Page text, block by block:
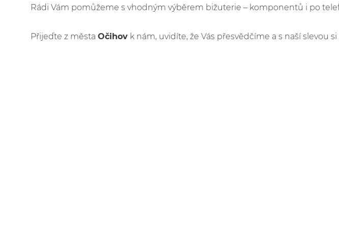
Rádi Vám pomůžeme s vhodným výběrem bižuterie – komponentů i po
Přijeďte z města Očihov k nám, uvidíte, že Vás přesvědčíme a s naší slevou